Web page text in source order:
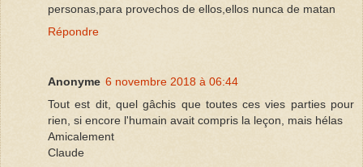
personas,para provechos de ellos,ellos nunca de matan
Répondre
Anonyme 6 novembre 2018 à 06:44
Tout est dit, quel gâchis que toutes ces vies parties pour
rien, si encore l'humain avait compris la leçon, mais hélas
Amicalement
Claude